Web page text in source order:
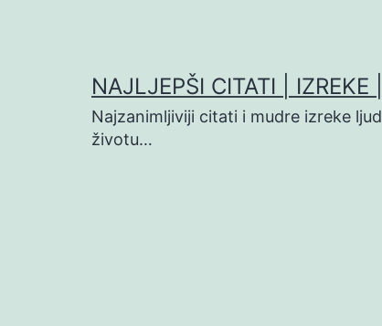
NAJLJEPŠI CITATI | IZREKE
Najzanimljiviji citati i mudre izreke
životu…